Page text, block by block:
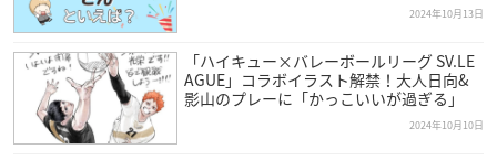
2024年10月13日
「ハイキュー×バレーボールリーグ SV.LE
AGUE」コラボイラスト解禁！大人日向&
影山のプレーに「かっこいいが過ぎる」
2024年10月10日